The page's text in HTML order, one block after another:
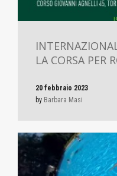
LA CORSA PER
20 febbraio 2023
by Barbara Masi